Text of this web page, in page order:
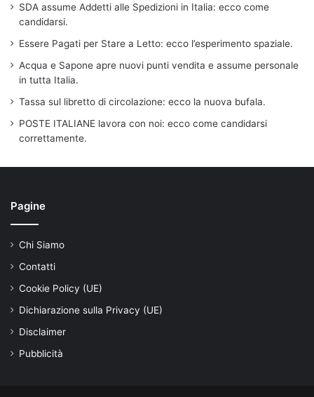
SDA assume Addetti alle Spedizioni in Italia: ecco come
candidarsi.
Essere Pagati per Stare a Letto: ecco l’esperimento spaziale.
Acqua e Sapone apre nuovi punti vendita e assume personale
in tutta Italia.
Tassa sul libretto di circolazione: ecco la nuova bufala.
POSTE ITALIANE lavora con noi: ecco come candidarsi
correttamente.
Pagine
Chi Siamo
Contatti
Cookie Policy (UE)
Dichiarazione sulla Privacy (UE)
Disclaimer
Pubblicità